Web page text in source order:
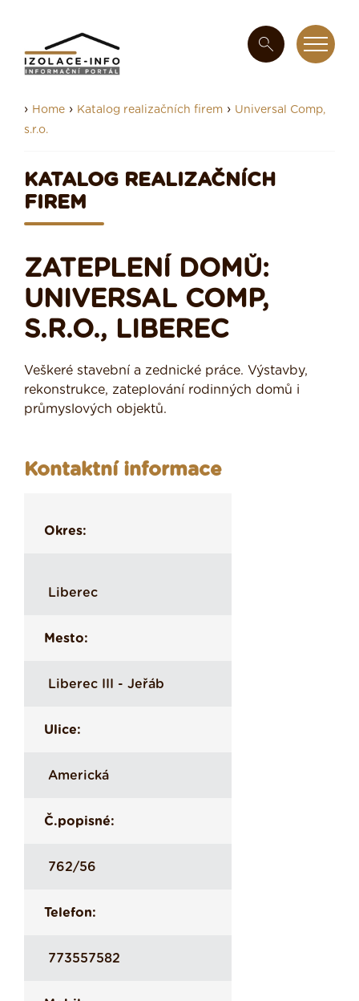
› Home › Katalog realizačních firem › Universal Comp,
s.r.o.
KATALOG REALIZAČNÍCH
FIREM
ZATEPLENÍ DOMŮ:
UNIVERSAL COMP,
S.R.O., LIBEREC
Veškeré stavební a zednické práce. Výstavby,
rekonstrukce, zateplování rodinných domů i
průmyslových objektů.
Kontaktní informace
Okres:
Liberec
Mesto:
Liberec III - Jeřáb
Ulice:
Americká
Č.popisné:
762/56
Telefon:
773557582